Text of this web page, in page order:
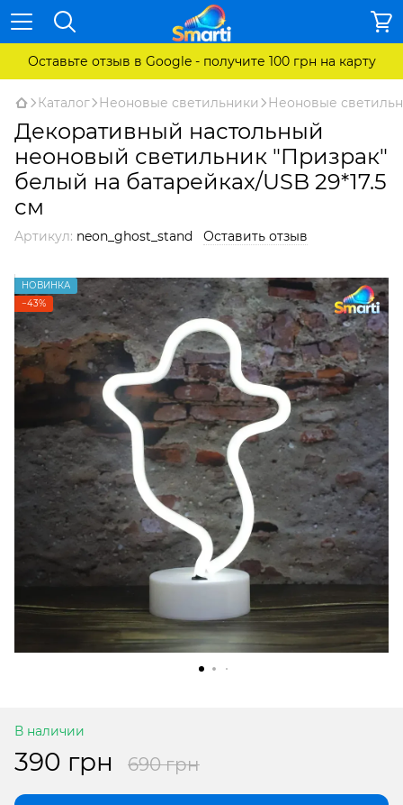
Оставьте отзыв в Google - получите 100 грн на карту
Каталог Неоновые светильники Неоновые
Декоративный настольный
неоновый светильник "Призрак"
белый на батарейках/USB 29*17.5
см
Артикул: neon_ghost_stand Оставить отзыв
НОВИНКА
−43%
В наличии
390 грн 690 грн